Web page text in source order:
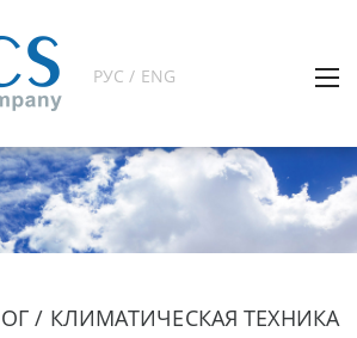
РУС / ENG
/ КЛИМАТИЧЕСКАЯ ТЕХНИКА